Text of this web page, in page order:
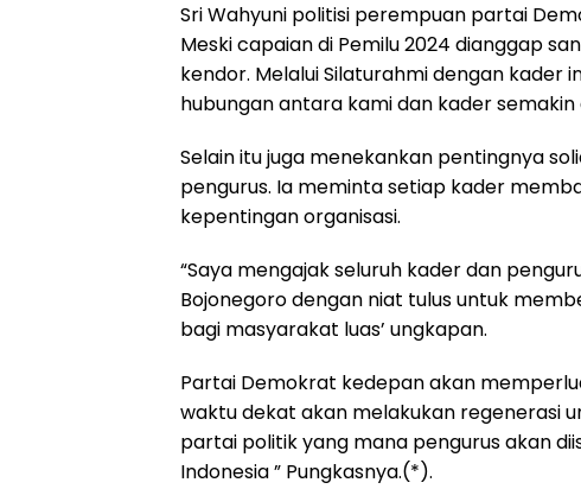
Sri Wahyuni politisi perempuan partai
Meski capaian di Pemilu 2024 dianggap
kendor. Melalui Silaturahmi dengan kader
hubungan antara kami dan kader semakin
Selain itu juga menekankan pentingnya
pengurus. Ia meminta setiap kader
kepentingan organisasi.
“Saya mengajak seluruh kader dan
Bojonegoro dengan niat tulus untuk
bagi masyarakat luas’ ungkapan.
Partai Demokrat kedepan akan
waktu dekat akan melakukan regenerasi
partai politik yang mana pengurus akan
Indonesia ” Pungkasnya.(*).